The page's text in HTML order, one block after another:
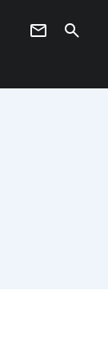
newsletter search